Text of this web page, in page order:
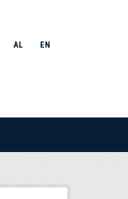
AL EN